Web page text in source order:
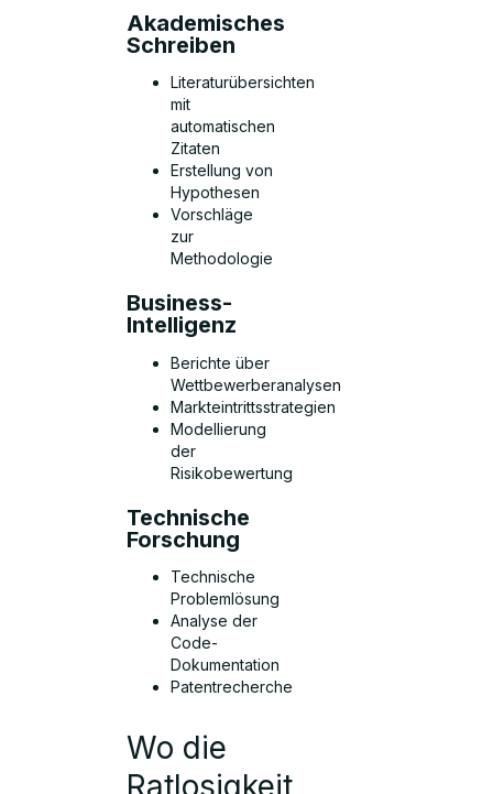
Akademisches
Schreiben
Literaturübersichten
mit
automatischen
Zitaten
Erstellung von
Hypothesen
Vorschläge
zur
Methodologie
Business-
Intelligenz
Berichte über
Wettbewerberanalysen
Markteintrittsstrategien
Modellierung
der
Risikobewertung
Technische
Forschung
Technische
Problemlösung
Analyse der
Code-
Dokumentation
Patentrecherche
Wo die
Ratlosigkeit